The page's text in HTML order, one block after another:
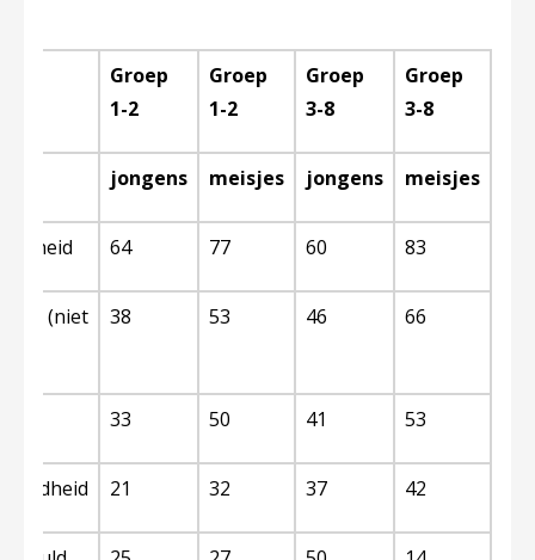
Groep
1-2
Groep
1-2
Groep
3-8
Groep
3-8
jongens meisjes jongens meisjes
64 77 60 83
(niet 38 53 46 66
33 50 41 53
21 32 37 42